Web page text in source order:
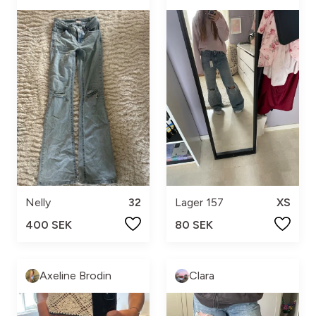
Nelly
32
400 SEK
Lager 157
XS
80 SEK
Axeline Brodin Clara